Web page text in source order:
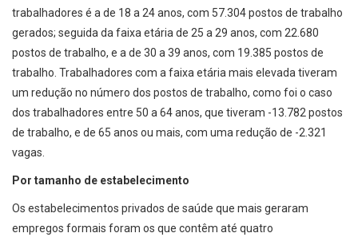
trabalhadores é a de 18 a 24 anos, com 57.304 postos de trabalho
gerados; seguida da faixa etária de 25 a 29 anos, com 22.680
postos de trabalho, e a de 30 a 39 anos, com 19.385 postos de
trabalho. Trabalhadores com a faixa etária mais elevada tiveram
um redução no número dos postos de trabalho, como foi o caso
dos trabalhadores entre 50 a 64 anos, que tiveram -13.782 postos
de trabalho, e de 65 anos ou mais, com uma redução de -2.321
vagas.
Por tamanho de estabelecimento
Os estabelecimentos privados de saúde que mais geraram
empregos formais foram os que contêm até quatro